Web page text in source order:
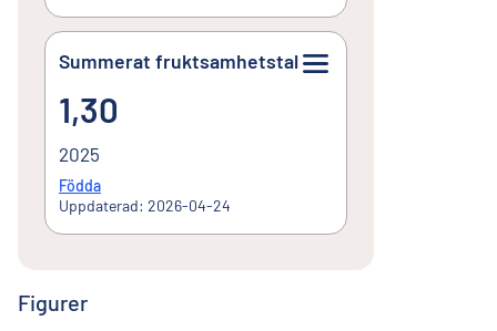
Summerat fruktsamhetstal
1,30
1,30
2025
Födda
Uppdaterad: 2026-04-24
Figurer